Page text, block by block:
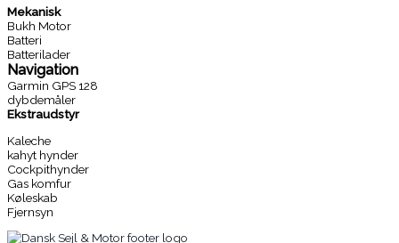
Mekanisk
Bukh Motor
Batteri
Batterilader
Navigation
Garmin GPS 128
dybdemåler
Ekstraudstyr
Kaleche
kahyt hynder
Cockpithynder
Gas komfur
Køleskab
Fjernsyn